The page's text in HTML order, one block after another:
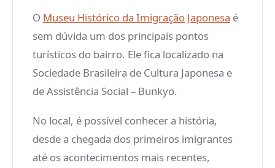
O Museu Histórico da Imigração Japonesa é
sem dúvida um dos principais pontos
turísticos do bairro. Ele fica localizado na
Sociedade Brasileira de Cultura Japonesa e
de Assistência Social – Bunkyo.
No local, é possível conhecer a história,
desde a chegada dos primeiros imigrantes
até os acontecimentos mais recentes,